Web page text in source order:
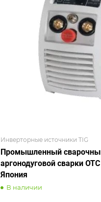
Инверторные источники TIG
Промышленный
аргонодуговой сварки
Япония
В наличии